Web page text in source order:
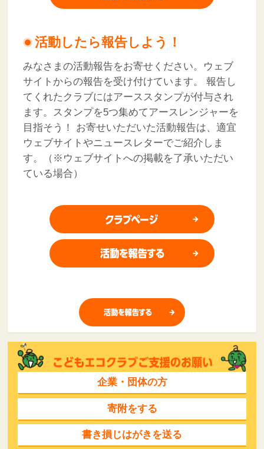
活動したら報告しよう！
みなさまの活動報告をお寄せください。ウェブ
サイトからの報告を受け付けています。
報告し
てくれたクラブにはアーススタンプが付与され
ます。スタンプを5つ集めてアースレンジャーを
目指そう！
お寄せいただいた活動報告は、適宜
ウェブサイトやニュースレターでご紹介しま
す。（※ウェブサイトへの掲載を了承いただい
ている場合）
企業・団体の方
寄附をする
書き損じはがきを送る